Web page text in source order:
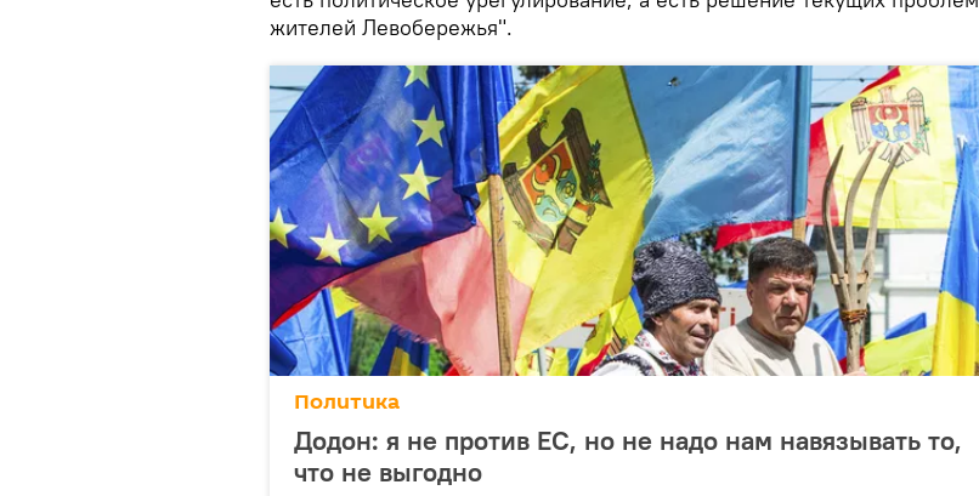
жителей Левобережья".
Политика
Додон: я не против ЕС, но не надо нам навязывать то,
что не выгодно